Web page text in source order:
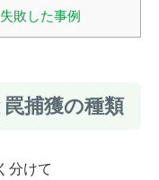
敗した事例
捕獲の種類
分けて